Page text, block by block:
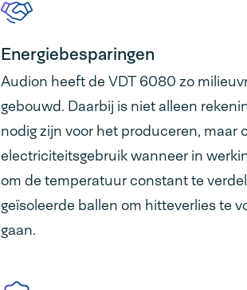
Energiebesparingen
Audion heeft de VDT 6080 zo
gebouwd. Daarbij is niet alleen
nodig zijn voor het produceren, maar
electriciteitsgebruik wanneer in
om de temperatuur constant te
geïsoleerde ballen om hitteverlies te
gaan.